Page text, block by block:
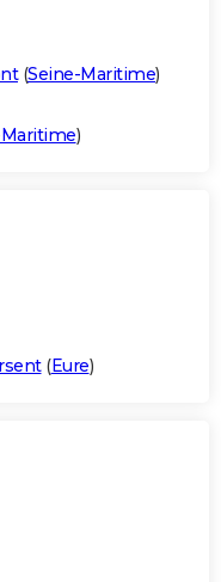
(Seine-Maritime)
)
(Eure)